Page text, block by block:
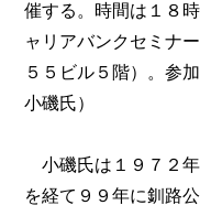
催する。時間は１８
ャリアバンクセミナ
５５ビル５階）。参
小磯氏）
小磯氏は１９７２
を経て９９年に釧路